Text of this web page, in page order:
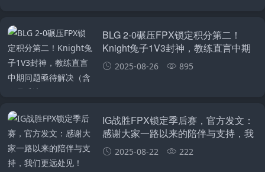
BLG 2-0碾压FPX锁定积分第二！
Knight兔子1V3封神，教练直言中期
问题亟待解决（含全员采访）
2025-08-26 895
IG战胜FPX锁定季后赛，官方发文：
感谢大家一路以来的陪伴与支持，我
们更远处见！
2025-08-22 222